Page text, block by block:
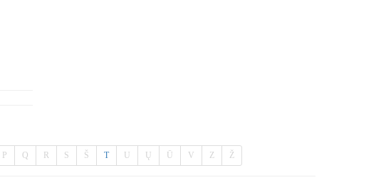
P Q R S Š T U Ų Ū V Z Ž